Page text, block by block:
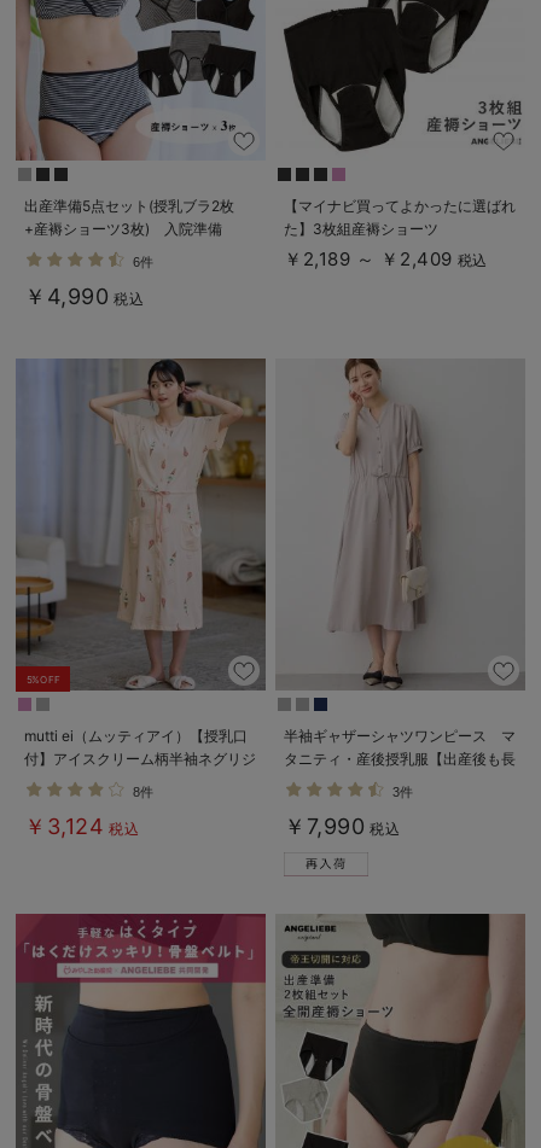
出産準備5点セット(授乳ブラ2枚
+産褥ショーツ3枚) 入院準備
6件
￥4,990 税込
【マイナビ買ってよかったに選ばれ
た】3枚組産褥ショーツ
￥2,189 ～ ￥2,409 税込
5%OFF
mutti ei（ムッティアイ）【授乳口
付】アイスクリーム柄半袖ネグリジ
ェ
8件
￥3,124 税込
半袖ギャザーシャツワンピース マ
タニティ・産後授乳服【出産後も長
く使える】
3件
￥7,990 税込